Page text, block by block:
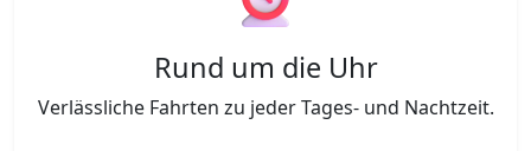
Rund um die Uhr
Verlässliche Fahrten zu jeder Tages- und Nachtzeit.